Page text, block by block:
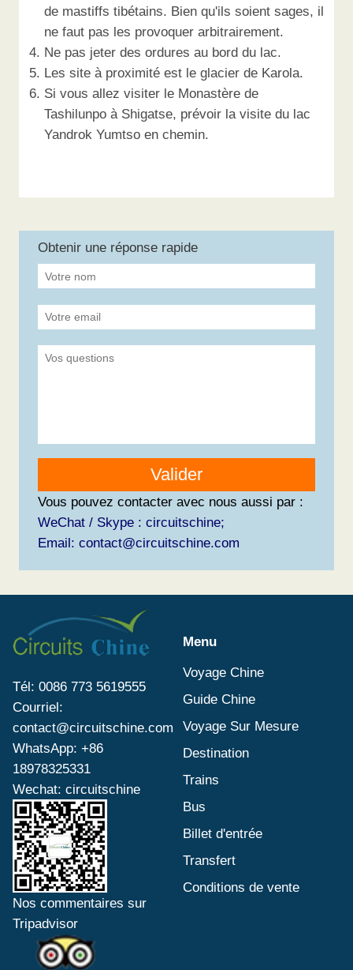
de mastiffs tibétains. Bien qu'ils soient sages, il
ne faut pas les provoquer arbitrairement.
Ne pas jeter des ordures au bord du lac.
Les site à proximité est le glacier de Karola.
Si vous allez visiter le Monastère de
Tashilunpo à Shigatse, prévoir la visite du lac
Yandrok Yumtso en chemin.
Obtenir une réponse rapide
Valider
Vous pouvez contacter avec nous aussi par :
WeChat / Skype : circuitschine;
Email: contact@circuitschine.com
Tél: 0086 773 5619555
Courriel:
contact@circuitschine.com
WhatsApp: +86
18978325331
Wechat: circuitschine
Nos commentaires sur
Tripadvisor
Menu
Voyage Chine
Guide Chine
Voyage Sur Mesure
Destination
Trains
Bus
Billet d'entrée
Transfert
Conditions de vente